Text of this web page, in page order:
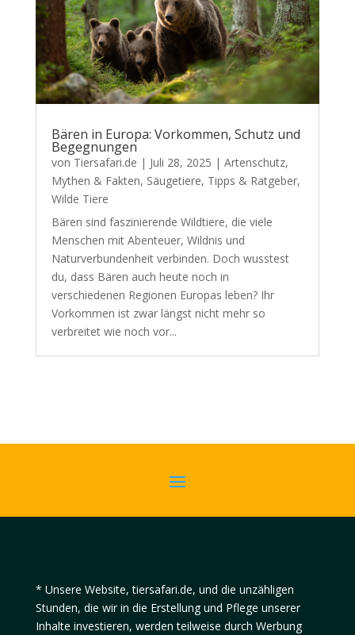
Bären in Europa: Vorkommen, Schutz und
Begegnungen
von Tiersafari.de | Juli 28, 2025 | Artenschutz,
Mythen & Fakten, Säugetiere, Tipps & Ratgeber,
Wilde Tiere
Bären sind faszinierende Wildtiere, die viele
Menschen mit Abenteuer, Wildnis und
Naturverbundenheit verbinden. Doch wusstest
du, dass Bären auch heute noch in
verschiedenen Regionen Europas leben? Ihr
Vorkommen ist zwar längst nicht mehr so
verbreitet wie noch vor...
* Unsere Website, tiersafari.de, und die unzähligen
Stunden, die wir in die Erstellung und Pflege unserer
Inhalte investieren, werden teilweise durch Werbung